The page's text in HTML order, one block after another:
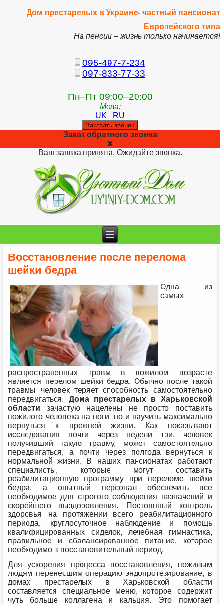
Дом престарелых в Украине- частный пансионат
Европейского типа
На пенсии – жизнь только начинается!
095-497-7-234
097-833-77-33
Пн–Пт 09:00–20:00
Мова:
UK
RU
Заказать звонок
Заказ обратного звонка
Ваш заявка принята. Ожидайте звонка.
Восстановление после перелома
шейки бедра
Одна из
самых
распространенных травм в пожилом возрасте
является перелом шейки бедра. Обычно после такой
травмы человек теряет способность самостоятельно
передвигаться. Дома престарелых в Харьковской
области зачастую нацелены не просто поставить
пожилого человека на ноги, но и научить максимально
вернуться к прежней жизни. Как показывают
исследования почти через недели три, человек
получивший такую травму, может самостоятельно
передвигаться, а почти через полгода вернуться к
нормальной жизни. В наших пансионатах работают
специалисты, которые могут составить
реабилитационную программу при переломе шейки
бедра, а опытный персонал обеспечить все
необходимое для строгого соблюдения назначений и
скорейшего выздоровления. Постоянный контроль
здоровья на протяжении всего реабилитационного
периода, круглосуточное наблюдение и помощь
квалифицированных сиделок, лечебная гимнастика,
правильное и сбалансированное питание, которое
необходимо в восстановительный период.
Для ускорения процесса восстановления, пожилым
людям перенесшим операцию эндопротезирование, в
домах престарелых в Харьковской области
составляется специальное меню, которое содержит
чуть больше коллагена и кальция. Это помогает